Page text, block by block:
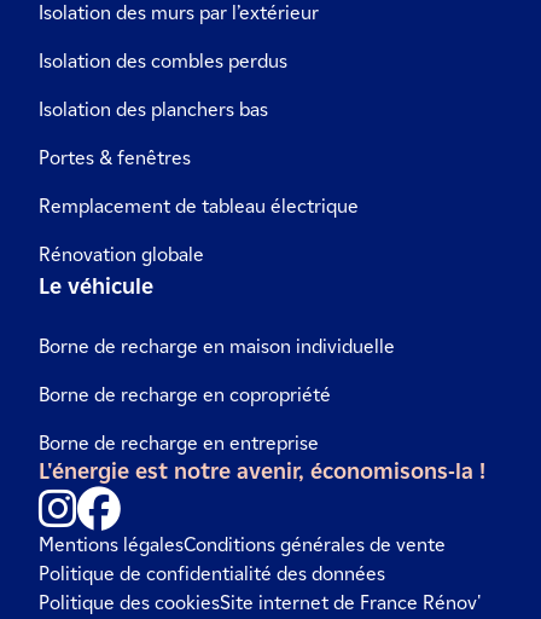
Isolation des murs par l’extérieur
Isolation des combles perdus
Isolation des planchers bas
Portes & fenêtres
Remplacement de tableau électrique
Rénovation globale
Le véhicule
Borne de recharge en maison individuelle
Borne de recharge en copropriété
Borne de recharge en entreprise
L'énergie est notre avenir, économisons-la !
Mentions légalesConditions générales de vente
Politique de confidentialité des données
Politique des cookiesSite internet de France Rénov'